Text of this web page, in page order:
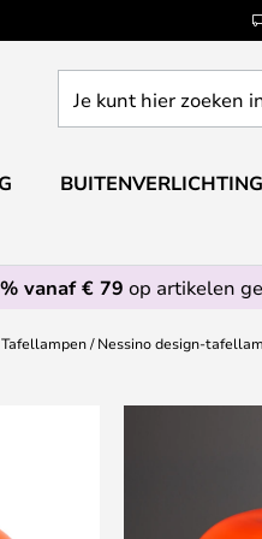
kunt
zoeken
webwinkel
BUITENVERLICHTING
vanaf € 79 op artikelen
Tafellampen Nessino design-